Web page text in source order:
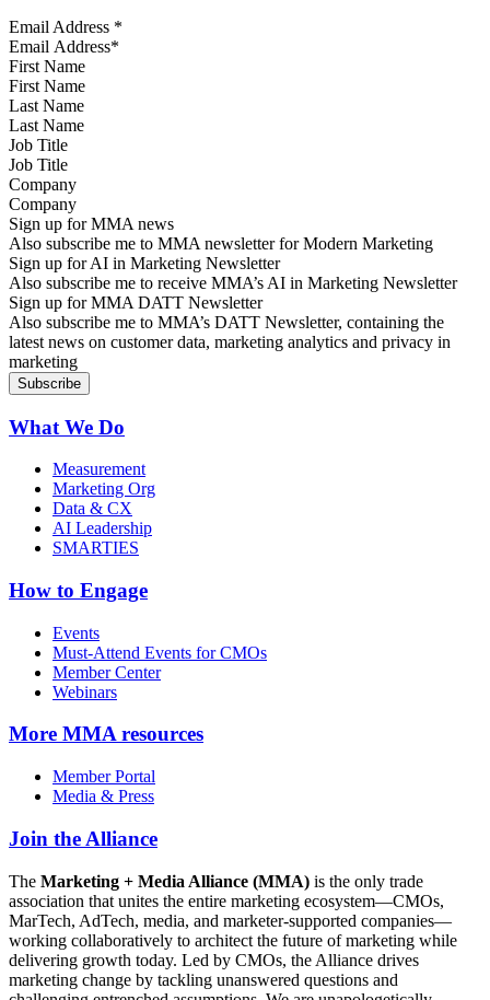
Email Address *
First Name
Last Name
Job Title
Company
Sign up for MMA news
Also subscribe me to MMA newsletter for Modern Marketing
Sign up for AI in Marketing Newsletter
Also subscribe me to receive MMA’s AI in Marketing Newsletter
Sign up for MMA DATT Newsletter
Also subscribe me to MMA’s DATT Newsletter, containing the
latest news on customer data, marketing analytics and privacy in
marketing
What We Do
Measurement
Marketing Org
Data & CX
AI Leadership
SMARTIES
How to Engage
Events
Must-Attend Events for CMOs
Member Center
Webinars
More MMA resources
Member Portal
Media & Press
Join the Alliance
The Marketing + Media Alliance (MMA) is the only trade
association that unites the entire marketing ecosystem—CMOs,
MarTech, AdTech, media, and marketer-supported companies—
working collaboratively to architect the future of marketing while
delivering growth today. Led by CMOs, the Alliance drives
marketing change by tackling unanswered questions and